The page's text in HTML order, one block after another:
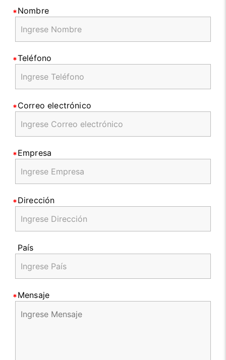
Nombre
Teléfono
Correo electrónico
Empresa
Dirección
País
Mensaje